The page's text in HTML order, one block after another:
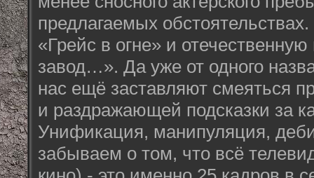
предлагаемых
«Грейс в огне» и
завод…». Да уже от одного
нас ещё заставляют смеяться
и раздражающей подсказки за
Унификация, манипуляция,
забываем о том, что всё